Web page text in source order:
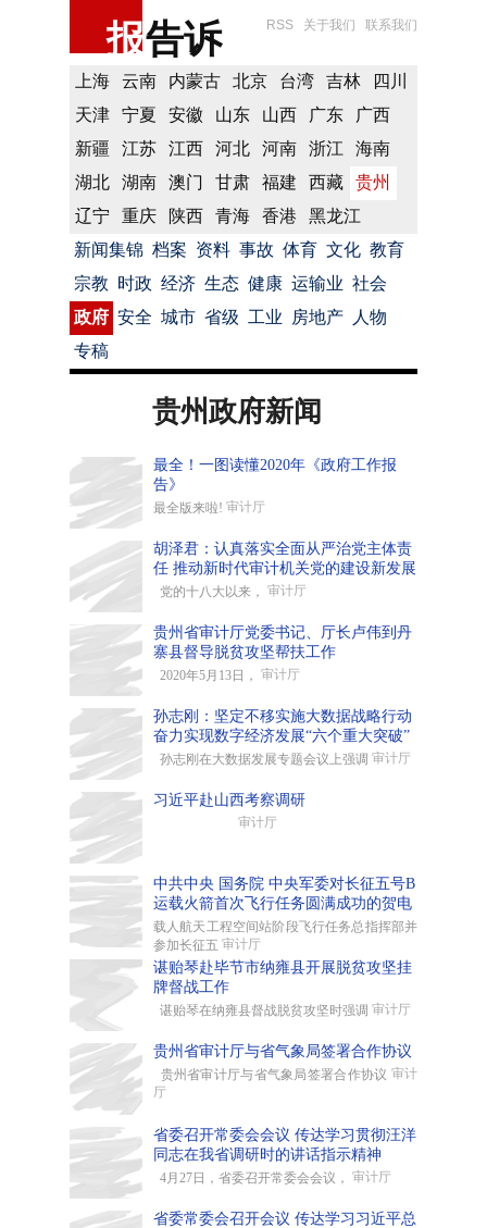
报告诉 RSS 关于我们 联系我们
上海 云南 内蒙古 北京 台湾 吉林
四川
天津
宁夏 安徽 山东 山西 广东
广西
新疆
江苏 江西 河北 河南 浙江
海南
湖北
湖南 澳门 甘肃 福建 西藏
贵州
辽宁
重庆 陕西 青海 香港
黑龙江
新闻集锦 档案 资料 事故 体育 文化 教育
宗教 时政 经济 生态 健康 运输业 社会
政府 安全 城市 省级 工业 房地产
人物
专稿
贵州政府新闻
最全！一图读懂2020年《政府工作报
告》
最全版来啦! 审计厅
胡泽君：认真落实全面从严治党主体责
任 推动新时代审计机关党的建设新发展
党的十八大以来， 审计厅
贵州省审计厅党委书记、厅长卢伟到丹
寨县督导脱贫攻坚帮扶工作
2020年5月13日， 审计厅
孙志刚：坚定不移实施大数据战略行动
奋力实现数字经济发展“六个重大突破”
孙志刚在大数据发展专题会议上强调 审计厅
习近平赴山西考察调研
审计厅
中共中央 国务院 中央军委对长征五号B
运载火箭首次飞行任务圆满成功的贺电
载人航天工程空间站阶段飞行任务总指挥部并
参加长征五 审计厅
谌贻琴赴毕节市纳雍县开展脱贫攻坚挂
牌督战工作
谌贻琴在纳雍县督战脱贫攻坚时强调 审计厅
贵州省审计厅与省气象局签署合作协议
贵州省审计厅与省气象局签署合作协议 审计
厅
省委召开常委会会议 传达学习贯彻汪洋
同志在我省调研时的讲话指示精神
4月27日，省委召开常委会会议， 审计厅
省委常委会召开会议 传达学习习近平总